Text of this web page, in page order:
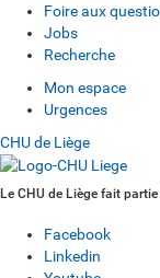
Foire aux
Jobs
Recherche
Mon espace
Urgences
CHU de Liège
Le CHU de Liège fait
Facebook
Linkedin